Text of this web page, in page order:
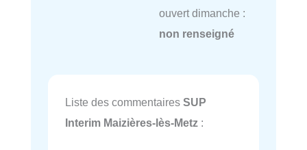
ouvert dimanche :
non renseigné
Liste des commentaires SUP
Interim Maizières-lès-Metz :